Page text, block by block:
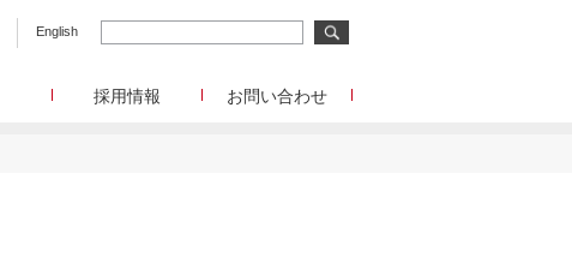
English
採用情報 お問い合わせ